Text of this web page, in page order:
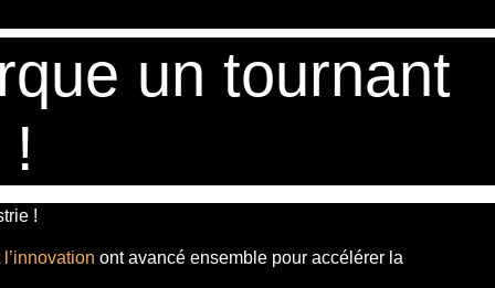
un tournant
!
l’innovation ont avancé ensemble pour accélérer la